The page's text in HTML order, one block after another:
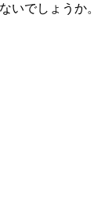
いでしょうか。